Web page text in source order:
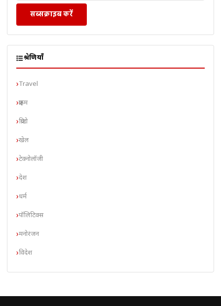
सब्सक्राइब करें
श्रेणियाँ
Travel
क्राइम
क्रिप्टो
खेल
टेक्नोलॉजी
देश
धर्म
पॉलिटिक्स
मनोरंजन
विदेश